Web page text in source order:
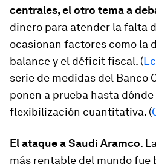
centrales, el otro tema a
dinero para atender la falta
ocasionan factores como la
balance y el déficit fiscal. (
serie de medidas del Banco
ponen a prueba hasta
flexibilización cuantitativa. (
El ataque a Saudi Aramco.
más rentable del mundo fue